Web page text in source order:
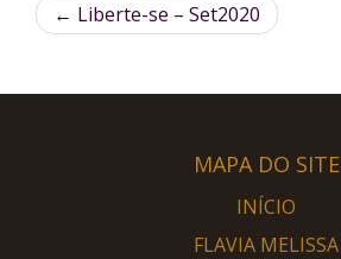
← Liberte-se – Set2020
MAPA DO SITE
INÍCIO
FLAVIA MELISSA